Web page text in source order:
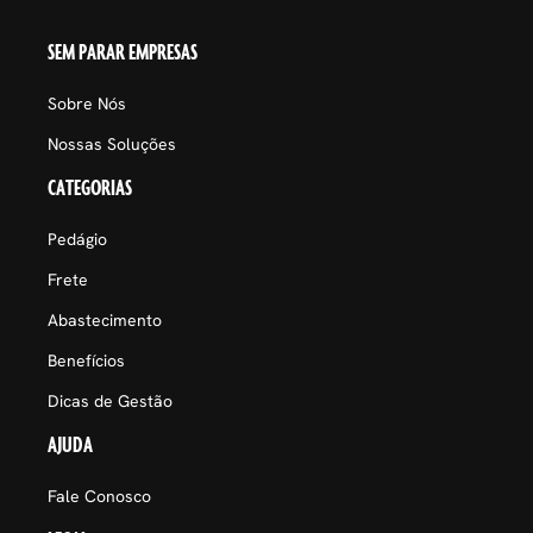
SEM PARAR EMPRESAS
Sobre Nós
Nossas Soluções
CATEGORIAS
Pedágio
Frete
Abastecimento
Benefícios
Dicas de Gestão
AJUDA
Fale Conosco